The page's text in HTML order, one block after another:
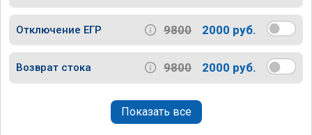
Отключение ЕГР 9800 2000 руб.
Возврат стока 9800 2000 руб.
Показать все